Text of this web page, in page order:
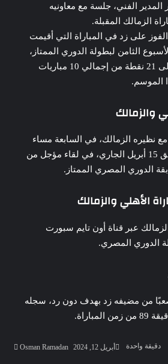
الفني، جلسة مع معاونيه
الزمالك ‏المقبلة.‏
على زد في المباراة التي أقيمت
‏الثامن لبطولة الدوري الممتاز،
ورفع الفريق رصيده إلى 21 نقطة من إجمالي 10 مباريات
الموسم.‏
والزمالك
مع نظيره الزمالك، في السابعة مساء
الإثنين المقبل، الموافق 15 أبريل الجاري، في لقاء مؤجل من
الدوري المصري الممتاز.
الأهلي والزمالك
عبر قناة أون تايم سبورت
الدوري المصري.
من مضيفه زد بهدف دون رد، سجله
Osman Ramadan أبريل 12, 2024 دقيقة واحدة